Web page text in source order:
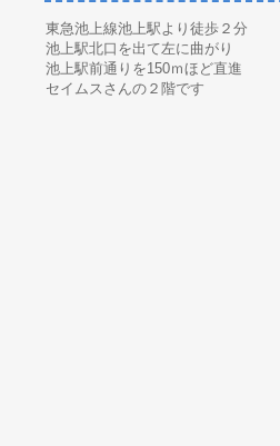
東急池上線池上駅より徒歩２分
池上駅北口を出て左に曲がり
池上駅前通りを150ｍほど直進
セイムスさんの２階です